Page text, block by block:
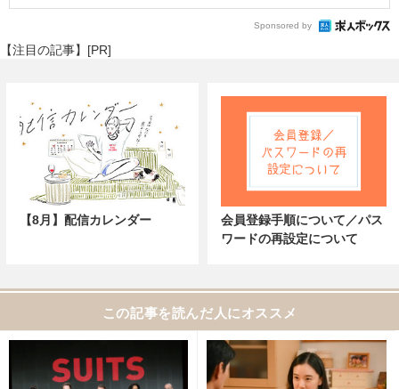
Sponsored by
【注目の記事】[PR]
【8月】配信カレンダー
会員登録手順について／パス
ワードの再設定について
この記事を読んだ人にオススメ